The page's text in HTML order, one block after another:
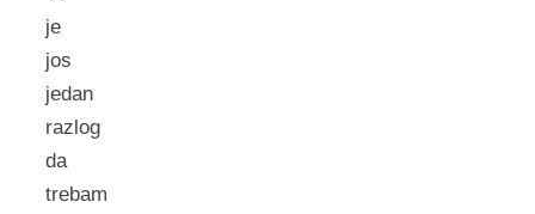
je
jos
jedan
razlog
da
trebam